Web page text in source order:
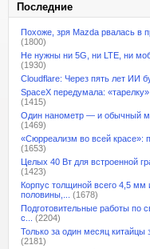
Последние
Похоже, зря Mazda рвалась в
(1800)
Не нужны ни 5G, ни LTE, ни
(1930)
Cloudflare: Через пять лет ИИ
SpaceX передумала: «тарелку»
(1415)
Один нанометр — и обычный
(1469)
«Сюрреализм во всей красе»:
(1653)
Целых 40 Вт для встроенной
(1423)
Корпус толщиной всего 4,5 мм
половины,...
(1678)
Подготовительные работы по
с...
(2204)
Только за один месяц китайцы
(2181)